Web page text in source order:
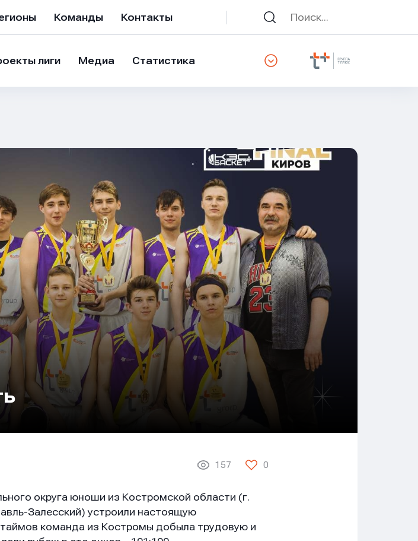
Команды Контакты
лиги Медиа Статистика
157 0
округа юноши из Костромской области (г.
Залесский) устроили настоящую
команда из Костромы добыла трудовую и